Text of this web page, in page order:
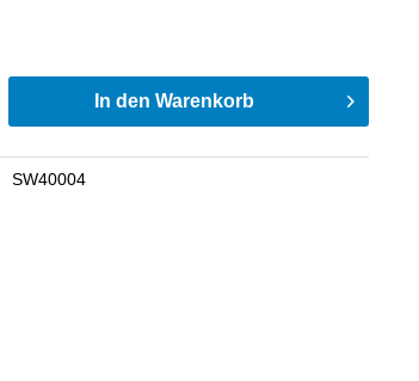
In den Warenkorb
SW40004